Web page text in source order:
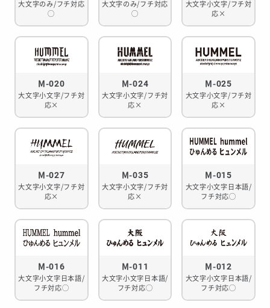
大文字のみ/フチ対応
◯
大文字のみ/フチ対応
◯
大文字小文字/フチ対
応×
M-020
大文字小文字/フチ対
応×
M-024
大文字小文字/フチ対
応×
M-025
大文字小文字/フチ対
応×
M-027
大文字小文字/フチ対
応×
M-035
大文字小文字/フチ対
応×
M-015
大文字小文字日本語/
フチ対応◯
M-016
大文字小文字日本語/
フチ対応◯
M-011
大文字小文字日本語/
フチ対応◯
M-012
大文字小文字日本語/
フチ対応◯